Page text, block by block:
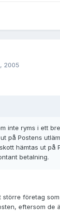
2005
inte ryms i ett
på Postens
hämtas ut på
betalning.
större företag
eftersom de